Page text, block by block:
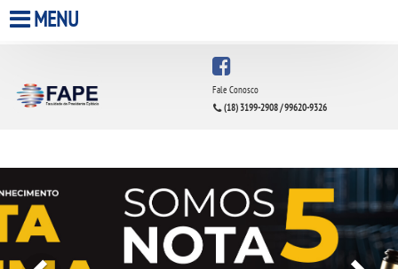
A FACULDADE
MENU
Fale Conosco
(18) 3199-2908 / 99620-9326
Previous Next